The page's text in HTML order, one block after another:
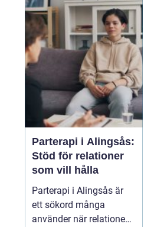
hjälp, fast problemen
ofta går att påverka. En
naprapat i Köping kan
hjälpa till att hitta
orsaken bak...
Parterapi i Alingsås:
Stöd för relationer
som vill hålla
Parterapi i Alingsås är
ett sökord många
använder när relationen